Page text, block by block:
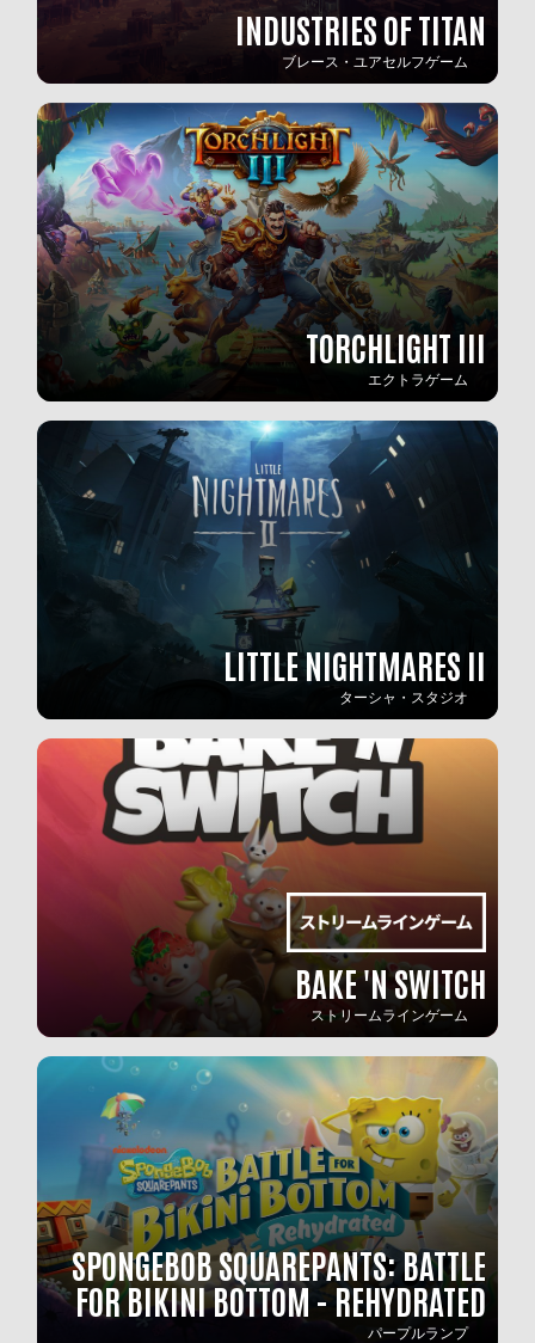
INDUSTRIES OF TITAN
ブレース・ユアセルフゲーム
TORCHLIGHT III
エクトラゲーム
LITTLE NIGHTMARES II
ターシャ・スタジオ
BAKE 'N SWITCH
ストリームラインゲーム
SPONGEBOB SQUAREPANTS: BATTLE
FOR BIKINI BOTTOM - REHYDRATED
パープルランプ